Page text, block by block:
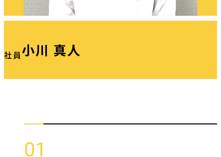
社員小川 真人
01